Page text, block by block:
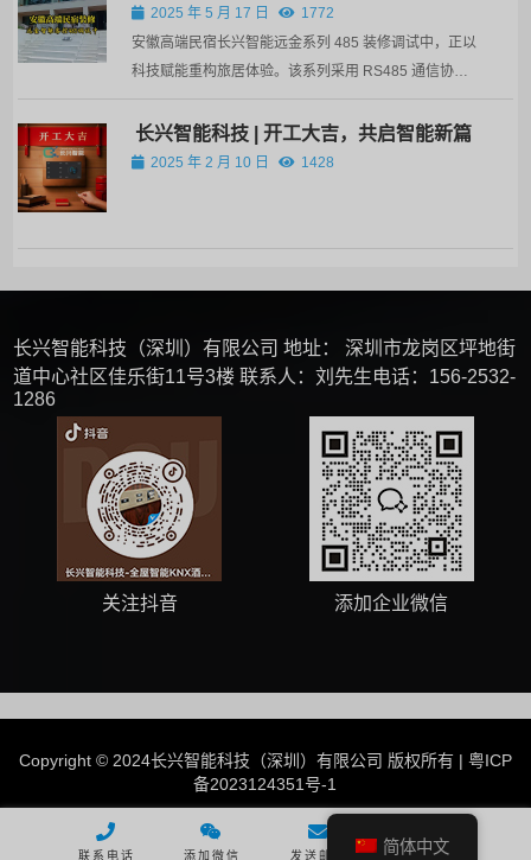
际酒店工程设计与用品展览会、深圳国际商用机器人及
技...
2025 年 5 月 17 日
1772
安徽高端民宿长兴智能远金系列 485 装修调试中，正以
科技赋能重构旅居体验。该系列采用 RS485 通信协
设备的精准联动与高效管理。 在硬件集成上，系统覆盖
智能照明、环境监测、安防控制等模块。通过智能面板
长兴智能科技 | 开工大吉，共启智能新篇
2025 年 2 月 10 日 1428
长兴智能科技（深圳）有限公司 地址： 深圳市龙岗区坪地街
道中心社区佳乐街11号3楼 联系人：刘先生电话：156-2532-
1286
关注抖音 添加企业微信
Copyright © 2024长兴智能科技（深圳）有限公司 版权所有 | 粤ICP
备2023124351号-1
联系电话 添加微信 发送邮件 回到顶部
简体中文